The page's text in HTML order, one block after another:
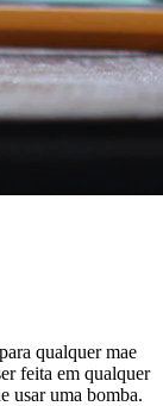
qualquer mae
feita em qualquer
usar uma bomba.